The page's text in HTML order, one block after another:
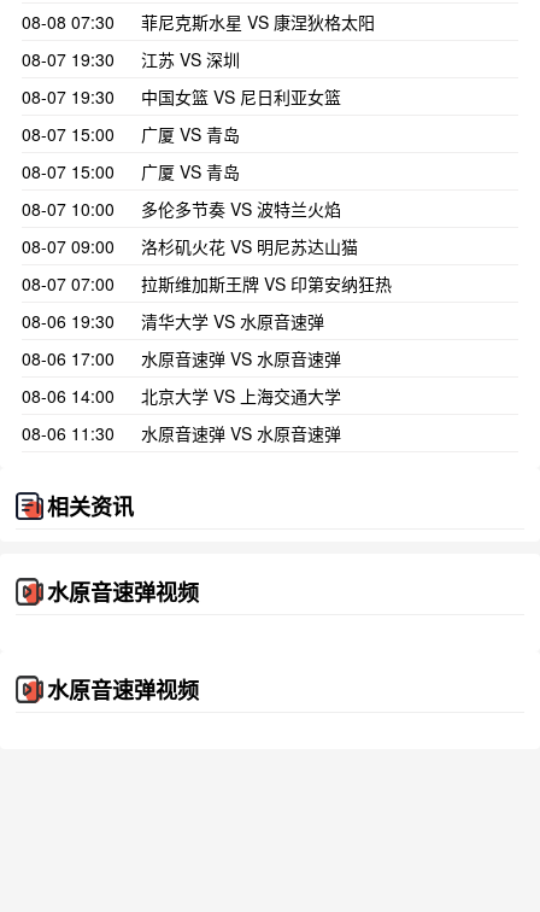
08-08 07:30
菲尼克斯水星 VS 康涅狄格太阳
08-07 19:30
江苏 VS 深圳
08-07 19:30
中国女篮 VS 尼日利亚女篮
08-07 15:00
广厦 VS 青岛
08-07 15:00
广厦 VS 青岛
08-07 10:00
多伦多节奏 VS 波特兰火焰
08-07 09:00
洛杉矶火花 VS 明尼苏达山猫
08-07 07:00
拉斯维加斯王牌 VS 印第安纳狂热
08-06 19:30
清华大学 VS 水原音速弹
08-06 17:00
水原音速弹 VS 水原音速弹
08-06 14:00
北京大学 VS 上海交通大学
08-06 11:30
水原音速弹 VS 水原音速弹
相关资讯
水原音速弹视频
水原音速弹视频